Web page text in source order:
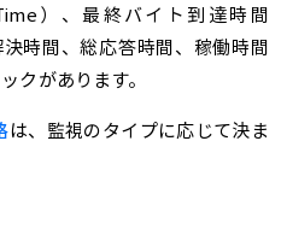
）、最終バイト到達時間
時間、総応答時間、稼働時間
クがあります。
は、監視のタイプに応じて決ま